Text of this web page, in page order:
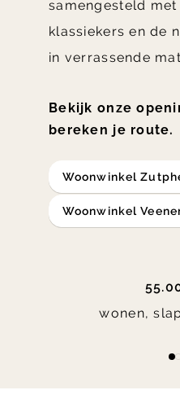
samengesteld
klassiekers en de
in verrassende
Bekijk onze
bereken je route.
Woonwinkel
Woonwinkel
wonen,